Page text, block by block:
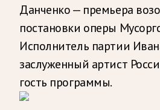
Данченко — премьера
постановки оперы
Исполнитель партии
заслуженный артист
гость программы.